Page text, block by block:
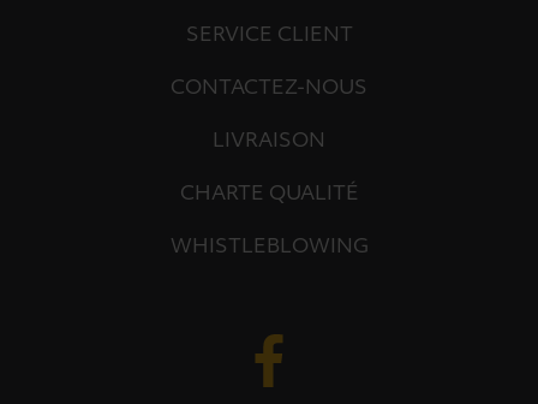
SERVICE CLIENT
CONTACTEZ-NOUS
LIVRAISON
CHARTE QUALITÉ
WHISTLEBLOWING